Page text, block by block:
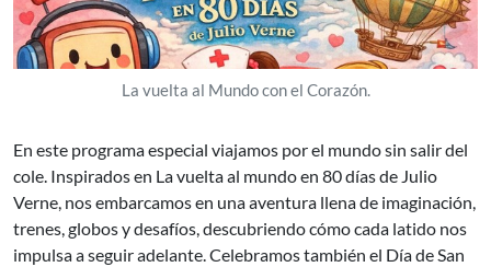
La vuelta al Mundo con el Corazón.
En este programa especial viajamos por el mundo sin salir del
cole. Inspirados en La vuelta al mundo en 80 días de Julio
Verne, nos embarcamos en una aventura llena de imaginación,
trenes, globos y desafíos, descubriendo cómo cada latido nos
impulsa a seguir adelante. Celebramos también el Día de San